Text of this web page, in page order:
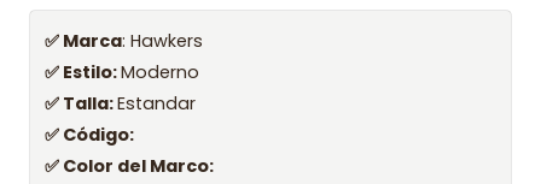
✅ Marca: Hawkers
✅ Estilo:Moderno
✅ Talla:Estandar
✅ Código:
✅ Color del Marco: